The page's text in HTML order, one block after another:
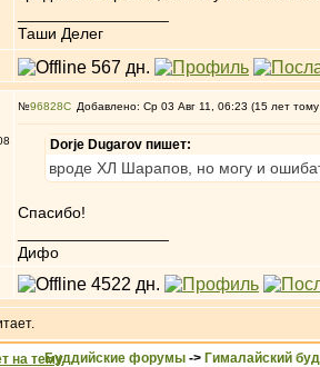
Таши Делег
№96828 Добавлено: Ср 03 Авг 11, 06:23 (15 лет
Dorje Dugarov пишет:
вроде ХЛ Шарапов, но могу и
Спасибо!
Дифо
Буддийские форумы -> Гималайский